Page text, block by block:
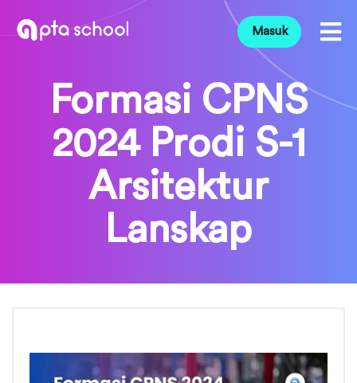
Masuk
Formasi CPNS
2024 Prodi S-1
Arsitektur
Lanskap